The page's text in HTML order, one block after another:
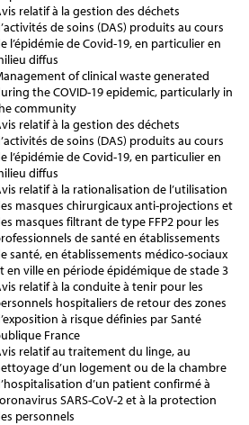
relatif à la gestion des déchets
de soins (DAS) produits au cours
l’épidémie de Covid-19, en particulier en
diffus
of clinical waste generated
the COVID-19 epidemic, particularly in
community
relatif à la gestion des déchets
de soins (DAS) produits au cours
l’épidémie de Covid-19, en particulier en
diffus
relatif à la rationalisation de l’utilisation
masques chirurgicaux anti-projections et
masques filtrant de type FFP2 pour les
de santé en établissements
santé, en établissements médico-sociaux
en ville en période épidémique de stade 3
relatif à la conduite à tenir pour les
hospitaliers de retour des zones
à risque définies par Santé
France
relatif au traitement du linge, au
d’un logement ou de la chambre
d’un patient confirmé à
SARS-CoV-2 et à la protection
personnels